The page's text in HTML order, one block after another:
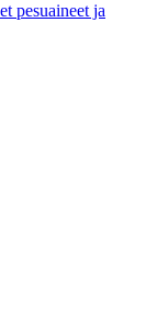
pesuaineet ja